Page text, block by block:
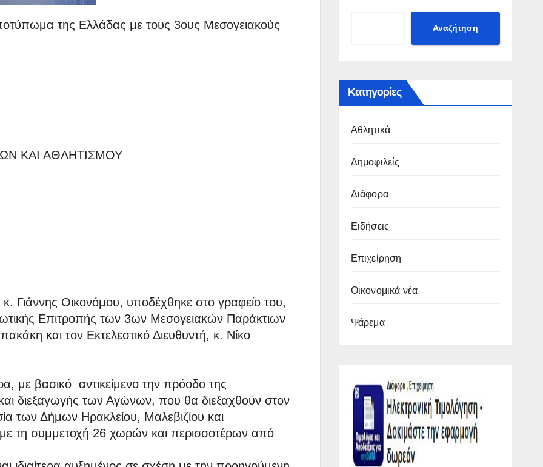
της Ελλάδας με τους 3ους Μεσογειακούς
ΚΑΙ ΑΘΛΗΤΙΣΜΟΥ
Γιάννης Οικονόμου, υποδέχθηκε στο γραφείο του,
Επιτροπής των 3ων Μεσογειακών Παράκτιων
και τον Εκτελεστικό Διευθυντή, κ. Νίκο
με βασικό αντικείμενο την πρόοδο της
διεξαγωγής των Αγώνων, που θα διεξαχθούν στον
των Δήμων Ηρακλείου, Μαλεβιζίου και
τη συμμετοχή 26 χωρών και περισσοτέρων από
Αναζήτηση
Κατηγορίες
Αθλητικά
Δημοφιλείς
Διάφορα
Ειδήσεις
Επιχείρηση
Οικονομικά νέα
Ψάρεμα